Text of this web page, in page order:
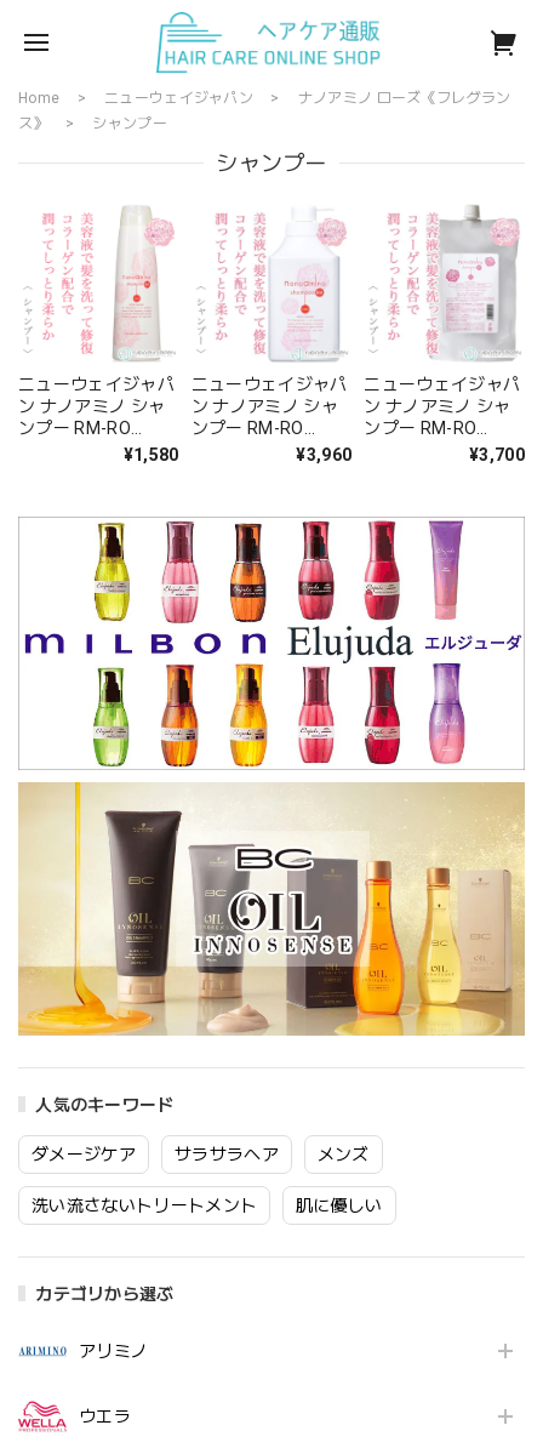
人気のキーワード
ダメージケア サラサラヘア メンズ
洗い流さないトリートメント 肌に優しい
カテゴリから選ぶ
アリミノ
ウエラ
Home ニューウェイジャパン
ナノアミノ ローズ《フレグラン
ス》
シャンプー
シャンプー
ニューウェイジャパ
ン ナノアミノ シャ
ンプー RM-RO
¥1,580
ニューウェイジャパ
ン ナノアミノ シャ
ンプー RM-RO
1000ml[ポンプ]--
¥3,960
ニューウェイジャパ
ン ナノアミノ シャ
ンプー RM-RO
1000ml(レフィル)--
¥3,700